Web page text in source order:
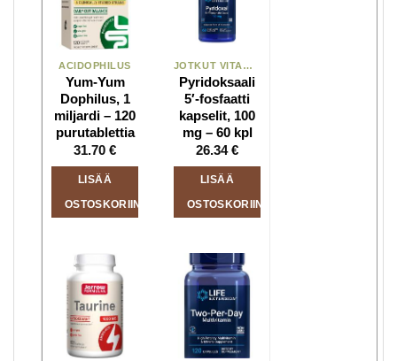
ACIDOPHILUS
Yum-Yum
Dophilus, 1
miljardi – 120
purutablettia
31.70 €
LISÄÄ
OSTOSKORIIN
JOTKUT VITAMIINIT
Pyridoksaali
5′-fosfaatti
kapselit, 100
mg – 60 kpl
26.34€
LISÄÄ
OSTOSKORIIN